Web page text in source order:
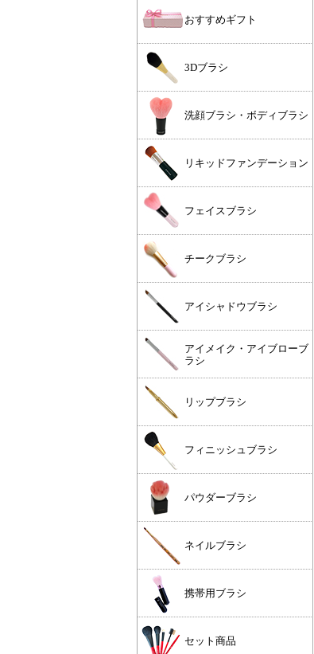
おすすめギフト
3Dブラシ
洗顔ブラシ・ボディブラシ
リキッドファンデーション
フェイスブラシ
チークブラシ
アイシャドウブラシ
アイメイク・アイブローブ
ラシ
リップブラシ
フィニッシュブラシ
パウダーブラシ
ネイルブラシ
携帯用ブラシ
セット商品